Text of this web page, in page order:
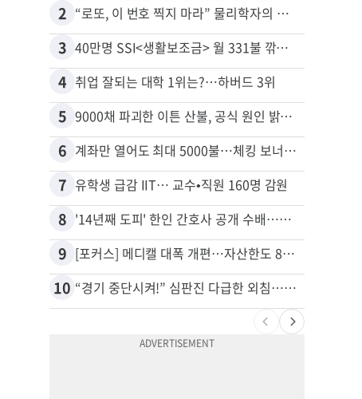
2 “로또, 이 번호 찍지 마라” 물리학자의 당첨금 높이는 비밀
3 40만명 SSI<생활보조금> 월 331불 깎이나
4 취업 잘되는 대학 1위는?…하버드 3위
5 9000채 파괴한 이튼 산불, 공식 원인 밝혀졌다
6 계좌만 열어도 최대 5000불…체킹 보너스 무한 경쟁
7 유학생 급감 IIT… 교수•직원 160명 감원
8 '14년째 도피' 한인 간호사 공개 수배…메디케어 사기 유죄
9 [포커스] 메디캘 대폭 개편…자산한도 84% 축소
10 “경기 중단시켜!” 심판진 다급한 외침…폭염에 야구팬 쓰러졌다